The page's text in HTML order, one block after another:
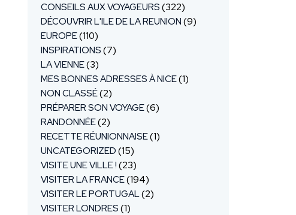
CONSEILS AUX VOYAGEURS (322)
DÉCOUVRIR L'ILE DE LA REUNION (9)
EUROPE(110)
INSPIRATIONS (7)
LA VIENNE(3)
MES BONNES ADRESSES À NICE(1)
NON CLASSÉ(2)
PRÉPARER SON VOYAGE(6)
RANDONNÉE(2)
RECETTE RÉUNIONNAISE(1)
UNCATEGORIZED (15)
VISITE UNE VILLE ! (23)
VISITER LA FRANCE(194)
VISITER LE PORTUGAL(2)
VISITER LONDRES (1)